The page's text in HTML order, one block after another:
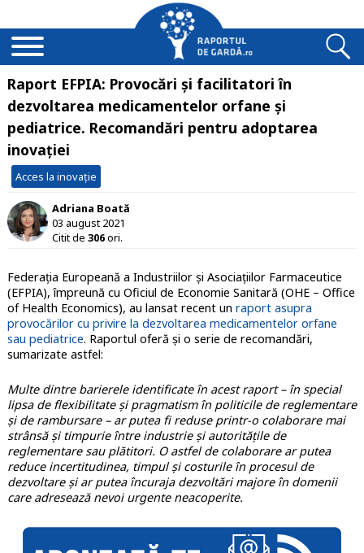
Raport EFPIA: Provocări și facilitatori în
dezvoltarea medicamentelor orfane și
pediatrice. Recomandări pentru adoptarea
inovației
Acces la inovație
Adriana Boată
03 august 2021
Citit de 306ori.
Federația Europeană a Industriilor și Asociațiilor Farmaceutice
(EFPIA), împreună cu Oficiul de Economie Sanitară (OHE – Office
of Health Economics), au lansat recent un raport asupra
provocărilor cu privire la dezvoltarea medicamentelor orfane
sau pediatrice. Raportul oferă și o serie de recomandări,
sumarizate astfel:
Multe dintre barierele identificate în acest raport – în special
lipsa de flexibilitate și pragmatism în politicile de reglementare
și de rambursare – ar putea fi reduse printr-o colaborare mai
strânsă și timpurie între industrie și autoritățile de
reglementare sau plătitori. O astfel de colaborare ar putea
reduce incertitudinea, timpul și costurile în procesul de
dezvoltare și ar putea încuraja dezvoltări majore în domenii
care adresează nevoi urgente neacoperite.